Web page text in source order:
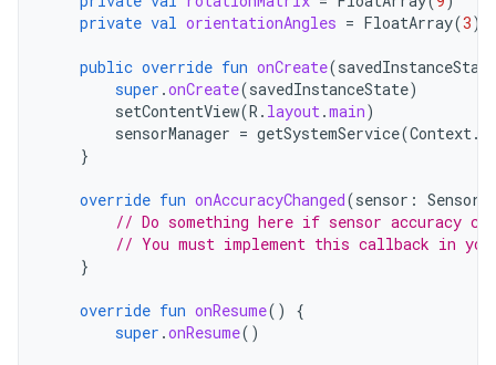
private val orientationAngles = FloatArray(3)
public override fun onCreate(savedInstanceState
super .onCreate(savedInstanceState)
setContentView(R . layout.main)
sensorManager = getSystemService(Context.
}
override fun onAccuracyChanged(sensor : Sensor
// Do something here if sensor accuracy
// You must implement this callback in
}
override fun onResume()
{
super .onResume()